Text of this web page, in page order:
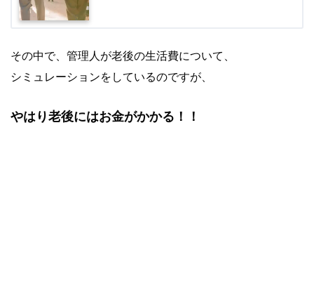
その中で、管理人が老後の生活費について、
シミュレーションをしているのですが、
やはり老後にはお金がかかる！！